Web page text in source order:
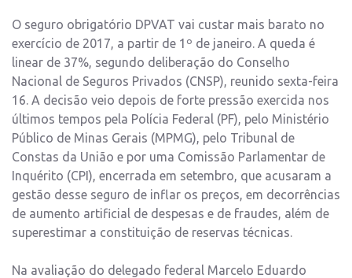
O seguro obrigatório DPVAT vai custar mais barato no
exercício de 2017, a partir de 1º de janeiro. A queda é
linear de 37%, segundo deliberação do Conselho
Nacional de Seguros Privados (CNSP), reunido sexta-feira
16. A decisão veio depois de forte pressão exercida nos
últimos tempos pela Polícia Federal (PF), pelo Ministério
Público de Minas Gerais (MPMG), pelo Tribunal de
Constas da União e por uma Comissão Parlamentar de
Inquérito (CPI), encerrada em setembro, que acusaram a
gestão desse seguro de inflar os preços, em decorrências
de aumento artificial de despesas e de fraudes, além de
superestimar a constituição de reservas técnicas.
Na avaliação do delegado federal Marcelo Eduardo